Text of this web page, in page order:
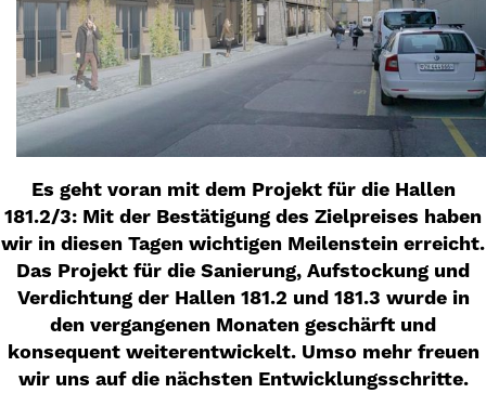
Es geht voran mit dem Projekt für die Hallen
181.2/3: Mit der Bestätigung des Zielpreises haben
wir in diesen Tagen wichtigen Meilenstein erreicht.
Das Projekt für die Sanierung, Aufstockung und
Verdichtung der Hallen 181.2 und 181.3 wurde in
den vergangenen Monaten geschärft und
konsequent weiterentwickelt. Umso mehr freuen
wir uns auf die nächsten Entwicklungsschritte.